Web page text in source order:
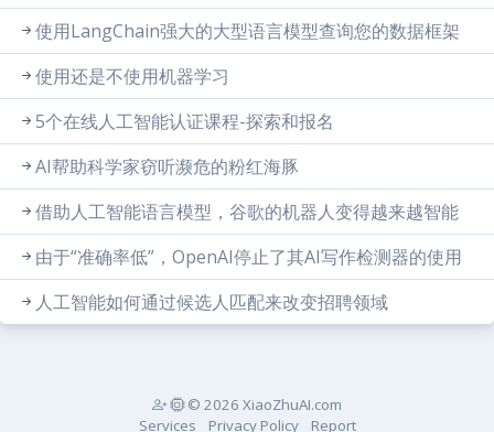
使用LangChain强大的大型语言模型查询您的数据框架
使用还是不使用机器学习
5个在线人工智能认证课程-探索和报名
AI帮助科学家窃听濒危的粉红海豚
借助人工智能语言模型，谷歌的机器人变得越来越智能
由于“准确率低”，OpenAI停止了其AI写作检测器的使用
人工智能如何通过候选人匹配来改变招聘领域
© 2026 XiaoZhuAI.com
Services
Privacy Policy Report